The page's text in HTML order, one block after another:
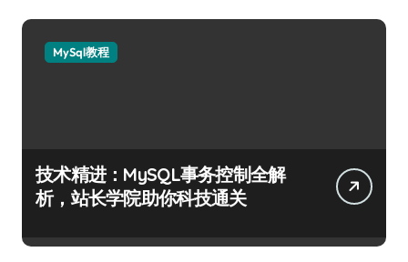
MySql教程
技术精进：MySQL事务控制全解
析，站长学院助你科技通关